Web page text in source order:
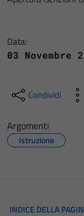
Data:
03 Novembre
Condividi
Argomenti
Istruzione
INDICE DELLA